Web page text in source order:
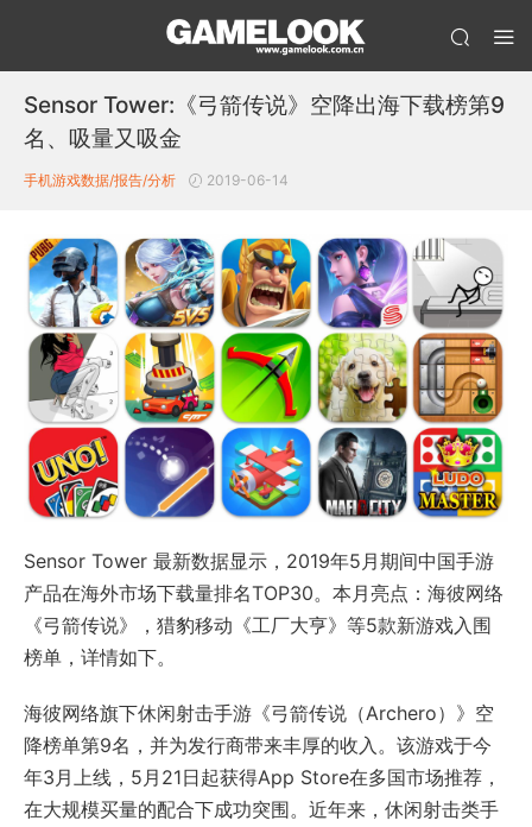
Sensor Tower:《弓箭传说》空降出海下载榜第9
名、吸量又吸金
手机游戏数据/报告/分析 2019-06-14
Sensor Tower 最新数据显示，2019年5月期间中国手游
产品在海外市场下载量排名TOP30。本月亮点：海彼网络
《弓箭传说》，猎豹移动《工厂大亨》等5款新游戏入围
榜单，详情如下。
海彼网络旗下休闲射击手游《弓箭传说（Archero）》空
降榜单第9名，并为发行商带来丰厚的收入。该游戏于今
年3月上线，5月21日起获得App Store在多国市场推荐，
在大规模买量的配合下成功突围。近年来，休闲射击类手